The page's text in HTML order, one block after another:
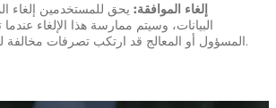
إلغاء الموافقة: يحق للمستخدمين إلغاء
البيانات، وسيتم ممارسة هذا الإلغاء عندما
المسؤول أو المعالج قد ارتكب تصرفات مخالفة للقانون في المعالجة.